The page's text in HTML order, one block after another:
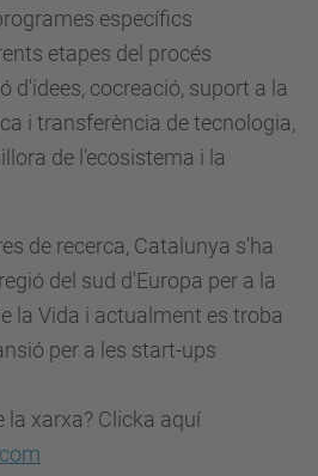
específics
etapes del procés
d'idees, cocreació, suport a la
i transferència de tecnologia,
de l'ecosistema i la
de recerca, Catalunya s'ha
del sud d'Europa per a la
la Vida i actualment es troba
per a les start-ups
la xarxa? Clicka aquí